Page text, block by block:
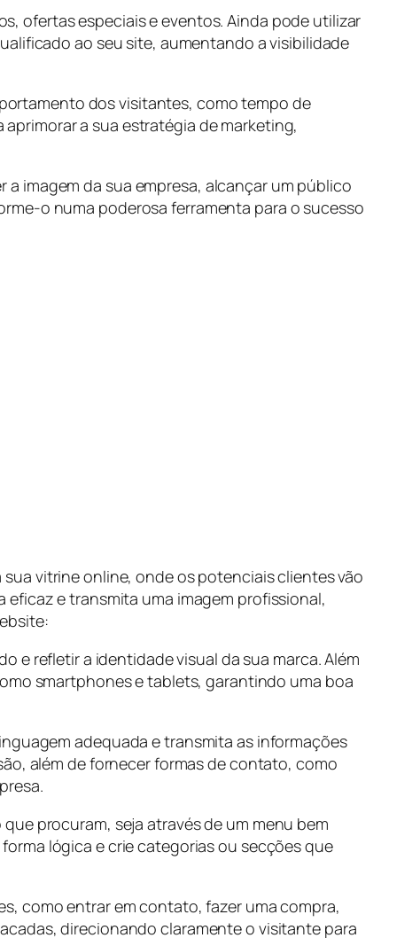
ofertas especiais e eventos. Ainda pode utilizar
ao seu site, aumentando a visibilidade
dos visitantes, como tempo de
a sua estratégia de marketing,
imagem da sua empresa, alcançar um público
o numa poderosa ferramenta para o sucesso
vitrine online, onde os potenciais clientes vão
e transmita uma imagem profissional,
e refletir a identidade visual da sua marca. Além
smartphones e tablets, garantindo uma boa
adequada e transmita as informações
além de fornecer formas de contato, como
procuram, seja através de um menu bem
lógica e crie categorias ou secções que
como entrar em contato, fazer uma compra,
direcionando claramente o visitante para